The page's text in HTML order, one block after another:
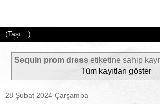
Sequin prom dress etiketine sahip
Tüm kayıtları göster
28 Şubat 2024 Çarşamba